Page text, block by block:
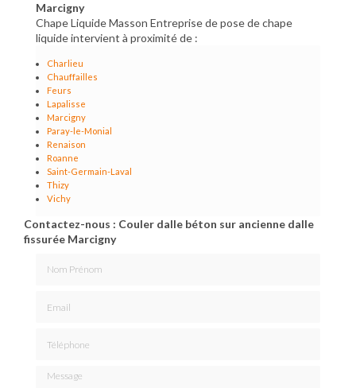
Marcigny
Chape Liquide Masson Entreprise de pose de chape
liquide intervient à proximité de :
Charlieu
Chauffailles
Feurs
Lapalisse
Marcigny
Paray-le-Monial
Renaison
Roanne
Saint-Germain-Laval
Thizy
Vichy
Contactez-nous : Couler dalle béton sur ancienne dalle
fissurée Marcigny
Message